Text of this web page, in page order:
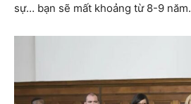
sự… bạn sẽ mất khoảng từ 8-9 năm.